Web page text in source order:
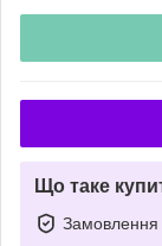
Що таке
Замовлення